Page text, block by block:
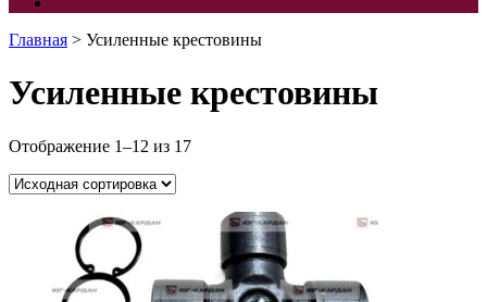
Главная > Усиленные крестовины
Усиленные крестовины
Отображение 1–12 из 17